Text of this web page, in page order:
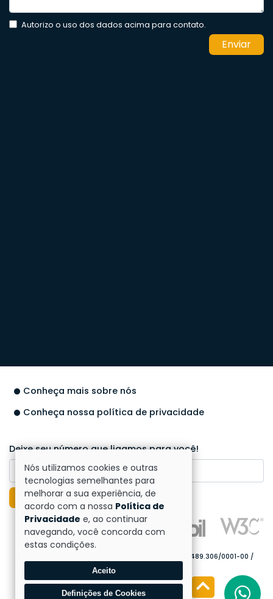
Autorizo o uso dos dados acima para contato.
Enviar
Conheça mais sobre nós
Conheça nossa política de privacidade
Deixe seu número que ligamos para você!
Enviar
Direitos reservados à SimplificaCont - 2026 - 62.489.306/0001-00 /
CRCSC-013023/O.
Nós utilizamos cookies e outras
tecnologias semelhantes para
melhorar a sua experiência, de
acordo com a nossa Política de
Privacidade e, ao continuar
navegando, você concorda com
estas condições.
Aceito
Definições de Cookies